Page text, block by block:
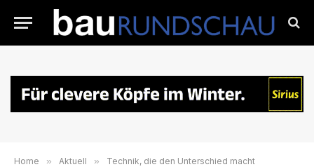
Home » Aktuell » Technik, die den Unterschied macht